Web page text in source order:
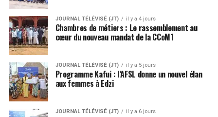
JOURNAL TÉLÉVISÉ (JT) il y a 4 jours
Chambres de métiers : Le rassemblement au
cœur du nouveau mandat de la CCoM1
JOURNAL TÉLÉVISÉ (JT) il y a 5 jours
Programme Kafui : l’AFSL donne un nouvel élan
aux femmes à Edzi
JOURNAL TÉLÉVISÉ (JT) il y a 6 jours